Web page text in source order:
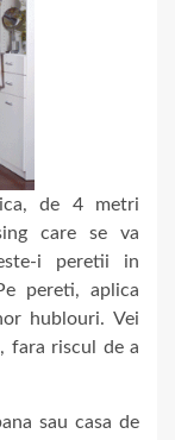
de 4 metri
care se va
i peretii in
pereti, aplica
hublouri. Vei
fara riscul de a
sau casa de